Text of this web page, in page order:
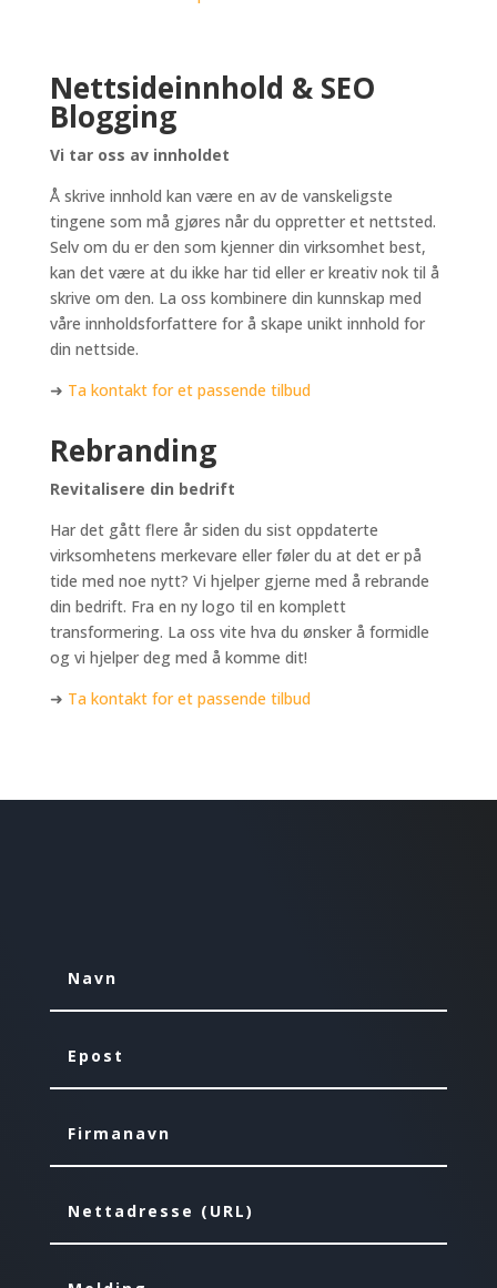
Nettsideinnhold & SEO
Blogging
Vi tar oss av innholdet
Å skrive innhold kan være en av de vanskeligste
tingene som må gjøres når du oppretter et nettsted.
Selv om du er den som kjenner din virksomhet best,
kan det være at du ikke har tid eller er kreativ nok til å
skrive om den. La oss kombinere din kunnskap med
våre innholdsforfattere for å skape unikt innhold for
din nettside.
➜ Ta kontakt for et passende tilbud
Rebranding
Revitalisere din bedrift
Har det gått flere år siden du sist oppdaterte
virksomhetens merkevare eller føler du at det er på
tide med noe nytt? Vi hjelper gjerne med å rebrande
din bedrift. Fra en ny logo til en komplett
transformering. La oss vite hva du ønsker å formidle
og vi hjelper deg med å komme dit!
➜ Ta kontakt for et passende tilbud